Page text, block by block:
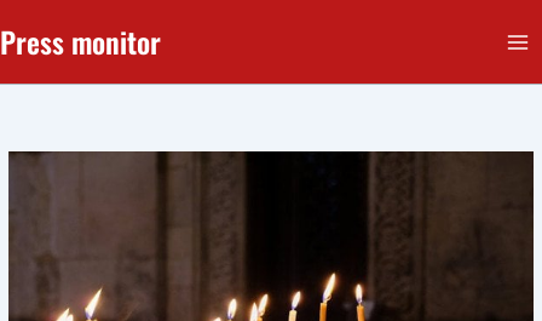
до
Press monitor